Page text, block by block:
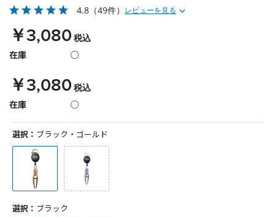
￥3,080税込
在庫 ○
￥3,080税込
在庫 ○
選択： ブラック・ゴールド
選択： ブラック
4.8 （49件） レビューを見る